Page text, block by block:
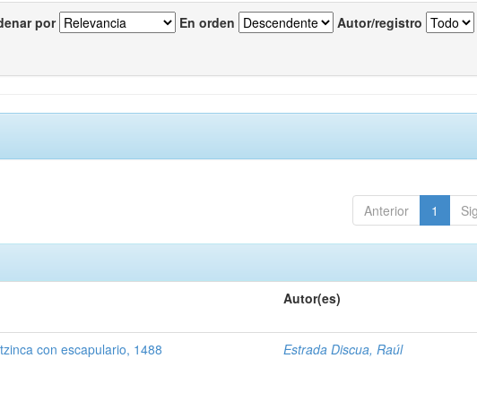
por En orden Autor/registro
Anterior 1
Autor(es)
con escapulario, 1488 Estrada Discua, Raúl